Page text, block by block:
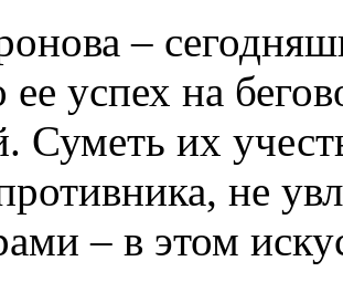
–
ее успех на
Суметь их
не
– в этом